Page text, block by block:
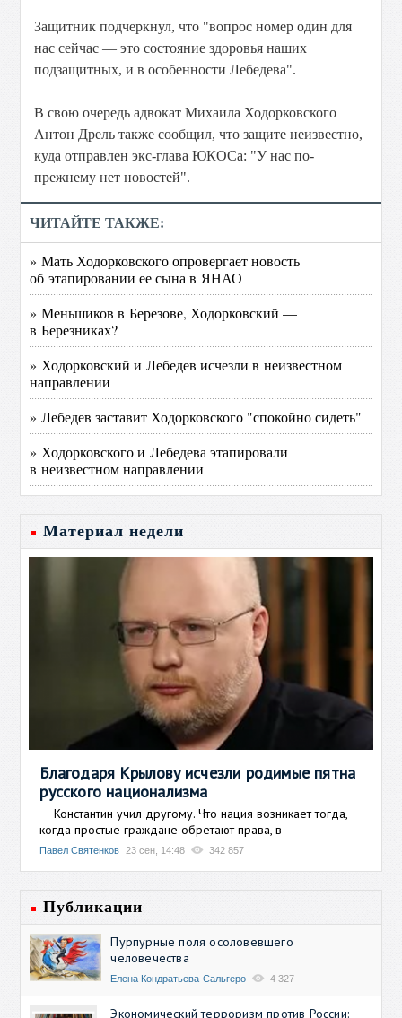
Защитник подчеркнул, что "вопрос номер один для
нас сейчас — это состояние здоровья наших
подзащитных, и в особенности Лебедева".
В свою очередь адвокат Михаила Ходорковского
Антон Дрель также сообщил, что защите неизвестно,
куда отправлен экс-глава ЮКОСа: "У нас по-
прежнему нет новостей".
ЧИТАЙТЕ ТАКЖЕ:
» Мать Ходорковского опровергает новость
об этапировании ее сына в ЯНАО
» Меньшиков в Березове, Ходорковский —
в Березниках?
» Ходорковский и Лебедев исчезли в неизвестном
направлении
» Лебедев заставит Ходорковского "спокойно сидеть"
» Ходорковского и Лебедева этапировали
в неизвестном направлении
Материал недели
Благодаря Крылову исчезли родимые пятна
русского национализма
Константин учил другому. Что нация возникает тогда,
когда простые граждане обретают права, в
Павел Святенков 23 сен, 14:48 342 857
Публикации
Пурпурные поля осоловевшего
человечества
Елена Кондратьева-Сальгеро 4 327
Экономический терроризм против России: